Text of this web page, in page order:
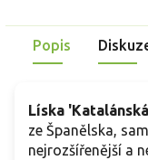
Popis
Líska
ze Španělska,
nejrozšířenější a